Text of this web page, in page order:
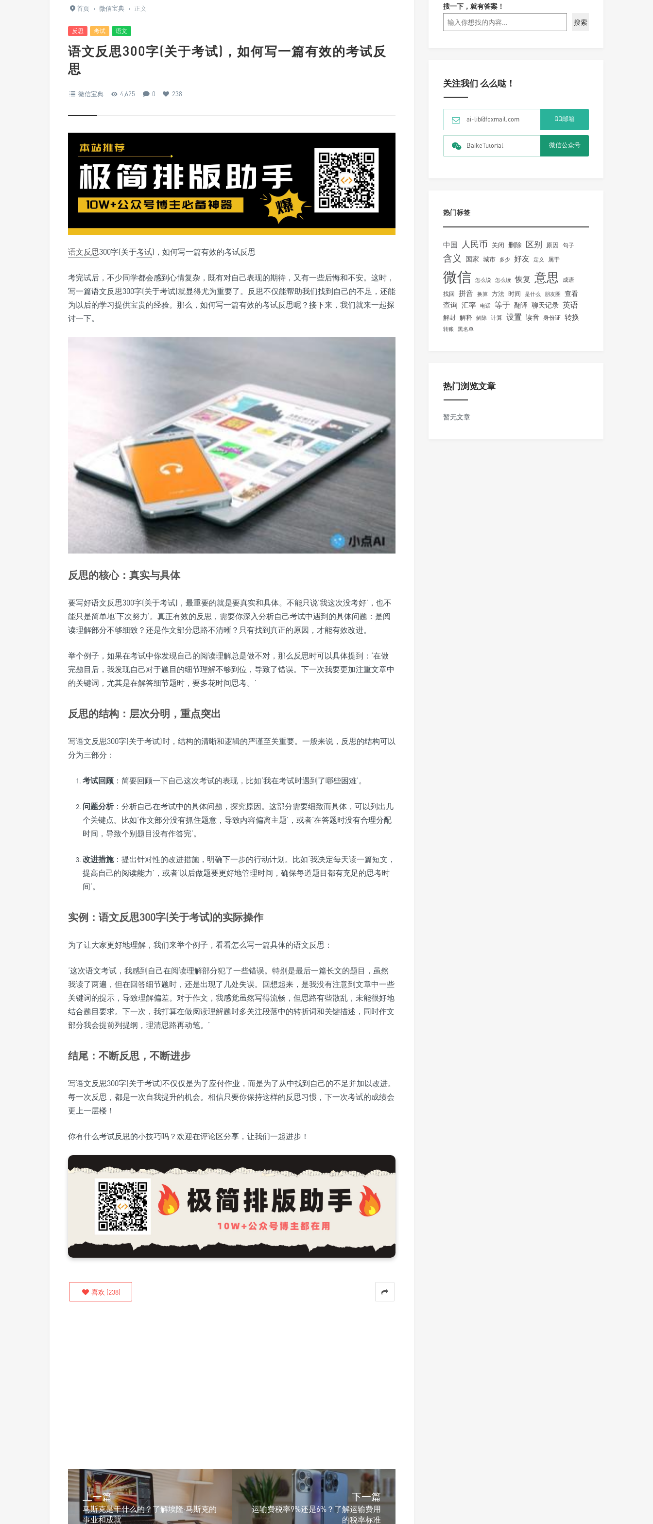
首页 › 微信宝典 › 正文
反思 考试 语文
语文反思300字(关于考试)，如何写一篇有效的考试反
思
微信宝典 4,625 0 238
语文反思300字(关于考试)，如何写一篇有效的考试反思
考完试后，不少同学都会感到心情复杂，既有对自己表现的期待，又有一些后悔和不安。这时，
写一篇语文反思300字(关于考试)就显得尤为重要了。反思不仅能帮助我们找到自己的不足，还能
为以后的学习提供宝贵的经验。那么，如何写一篇有效的考试反思呢？接下来，我们就来一起探
讨一下。
反思的核心：真实与具体
要写好语文反思300字(关于考试)，最重要的就是要真实和具体。不能只说‘我这次没考好’，也不
能只是简单地‘下次努力’。真正有效的反思，需要你深入分析自己考试中遇到的具体问题：是阅
读理解部分不够细致？还是作文部分思路不清晰？只有找到真正的原因，才能有效改进。
举个例子，如果在考试中你发现自己的阅读理解总是做不对，那么反思时可以具体提到：‘在做
完题目后，我发现自己对于题目的细节理解不够到位，导致了错误。下一次我要更加注重文章中
的关键词，尤其是在解答细节题时，要多花时间思考。’
反思的结构：层次分明，重点突出
写语文反思300字(关于考试)时，结构的清晰和逻辑的严谨至关重要。一般来说，反思的结构可以
分为三部分：
考试回顾 ：简要回顾一下自己这次考试的表现，比如‘我在考试时遇到了哪些困难’。
问题分析：分析自己在考试中的具体问题，探究原因。这部分需要细致而具体，可以列出几
个关键点。比如‘作文部分没有抓住题意，导致内容偏离主题’，或者‘在答题时没有合理分配
时间，导致个别题目没有作答完’。
改进措施：提出针对性的改进措施，明确下一步的行动计划。比如‘我决定每天读一篇短文，
提高自己的阅读能力’，或者‘以后做题要更好地管理时间，确保每道题目都有充足的思考时
间’。
实例：语文反思300字(关于考试)的实际操作
为了让大家更好地理解，我们来举个例子，看看怎么写一篇具体的语文反思：
‘这次语文考试，我感到自己在阅读理解部分犯了一些错误。特别是最后一篇长文的题目，虽然
我读了两遍，但在回答细节题时，还是出现了几处失误。回想起来，是我没有注意到文章中一些
关键词的提示，导致理解偏差。对于作文，我感觉虽然写得流畅，但思路有些散乱，未能很好地
结合题目要求。下一次，我打算在做阅读理解题时多关注段落中的转折词和关键描述，同时作文
部分我会提前列提纲，理清思路再动笔。’
结尾：不断反思，不断进步
写语文反思300字(关于考试)不仅仅是为了应付作业，而是为了从中找到自己的不足并加以改进。
每一次反思，都是一次自我提升的机会。相信只要你保持这样的反思习惯，下一次考试的成绩会
更上一层楼！
你有什么考试反思的小技巧吗？欢迎在评论区分享，让我们一起进步！
喜欢 (238)
上一篇
马斯克是干什么的？了解埃隆·马斯克的
事业和成就
下一篇
运输费税率9%还是6%？了解运输费用
的税率标准
搜一下，就有答案！
搜索
关注我们 么么哒！
ai-lib@foxmail.com QQ邮箱
BaikeTutorial 微信公众号
热门标签
中国 人民币 关闭 删除 区别 原因 句子
含义 国家 城市 多少 好友 定义 属于
微信 怎么说 怎么读 恢复 意思 成语
找回 拼音 换算 方法 时间 是什么 朋友圈 查看
查询 汇率 电话 等于 翻译 聊天记录 英语
解封 解释 解除 计算 设置 读音 身份证 转换
转账 黑名单
热门浏览文章
暂无文章